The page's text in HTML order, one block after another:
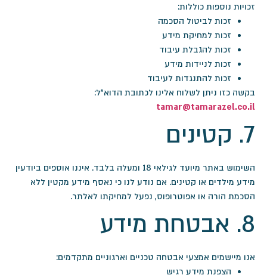
זכויות נוספות כוללות:
זכות לביטול הסכמה
זכות למחיקת מידע
זכות להגבלת עיבוד
זכות לניידות מידע
זכות להתנגדות לעיבוד
בקשה כזו ניתן לשלוח אלינו לכתובת הדוא"ל:
tamar@tamarazel.co.il
7. קטינים
השימוש באתר מיועד לגילאי 18 ומעלה בלבד. איננו אוספים ביודעין
מידע מילדים או קטינים. אם נודע לנו כי נאסף מידע מקטין ללא
הסכמת הורה או אפוטרופוס, נפעל למחיקתו לאלתר.
8. אבטחת מידע
אנו מיישמים אמצעי אבטחה טכניים וארגוניים מתקדמים:
הצפנת מידע רגיש